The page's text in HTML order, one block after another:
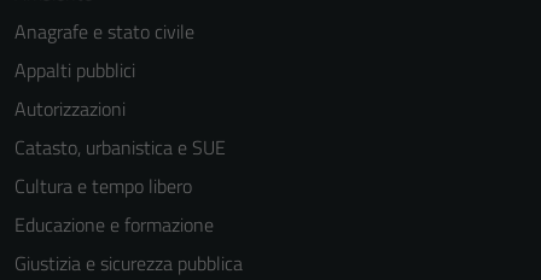
Anagrafe e stato civile
Appalti pubblici
Autorizzazioni
Catasto, urbanistica e SUE
Cultura e tempo libero
Educazione e formazione
Giustizia e sicurezza pubblica